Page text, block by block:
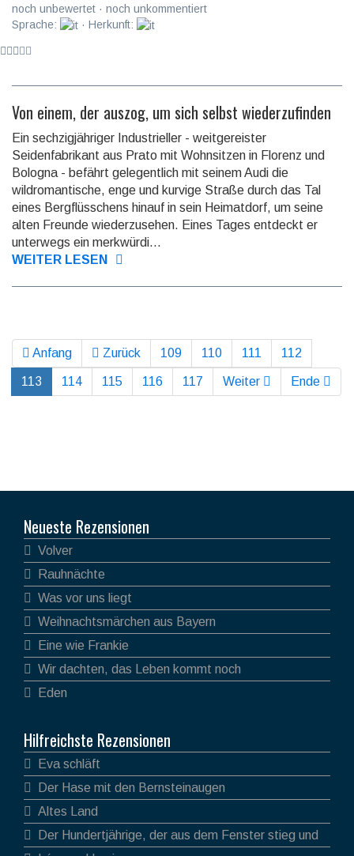
noch unbewertet · noch unkommentiert
Sprache:
· Herkunft:
Von einem, der auszog, um sich selbst wiederzufinden
Ein sechzigjähriger Industrieller - weitgereister
Seidenfabrikant aus Prato mit Wohnsitzen in Florenz und
Bologna - befährt gelegentlich mit seinem Audi die
wildromantische, enge und kurvige Straße durch das Tal
eines Bergflüsschens hinauf in sein Heimatdorf, um seine
alten Freunde wiederzusehen. Eines Tages entdeckt er
unterwegs ein merkwürdi...
WEITER LESEN
Anfang Zurück 109 110 111 112
113 114 115 116 117 Weiter Ende
Neueste Rezensionen
Volver
Rauhnächte
Was vor uns liegt
Weihnachtsmärchen aus Bayern
Eine wie Frankie
Wir dachten, das Leben kommt noch
Eden
Hilfreichste Rezensionen
Eva schläft
Der Hase mit den Bernsteinaugen
Altes Land
Der Hundertjährige, der aus dem Fenster stieg und